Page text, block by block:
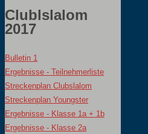
Clublslalom
2017
Bulletin 1
Ergebnisse - Teilnehmerliste
Streckenplan Clubslalom
Streckenplan Youngster
Ergebnisse - Klasse 1a + 1b
Ergebnisse - Klasse 2a